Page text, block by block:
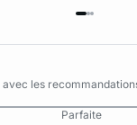
les
Parfaite